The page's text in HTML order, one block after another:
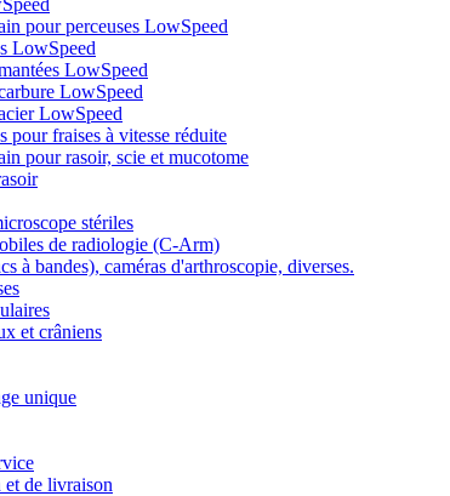
pour perceuses LowSpeed
LowSpeed
LowSpeed
LowSpeed
LowSpeed
pour fraises à vitesse réduite
pour rasoir, scie et mucotome
stériles
de radiologie (C-Arm)
à bandes), caméras d'arthroscopie, diverses.
et crâniens
unique
de livraison